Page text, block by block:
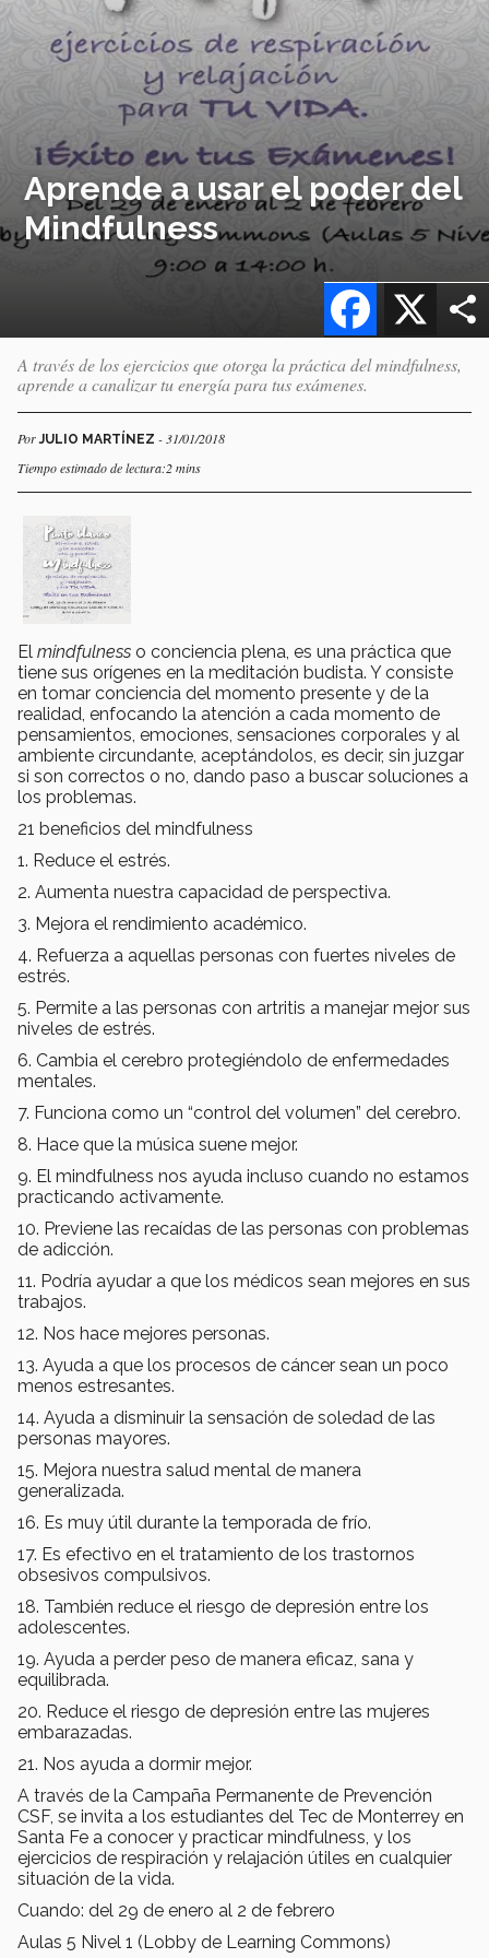
Aprende a usar el poder del
Mindfulness
X
Facebook
A través de los ejercicios que otorga la práctica del mindfulness,
aprende a canalizar tu energía para tus exámenes.
PorJULIO MARTÍNEZ - 31/01/2018
Tiempo estimado de lectura:2 mins
El mindfulness o conciencia plena, es una práctica que
tiene sus orígenes en la meditación budista. Y consiste
en tomar conciencia del momento presente y de la
realidad, enfocando la atención a cada momento de
pensamientos, emociones, sensaciones corporales y al
ambiente circundante, aceptándolos, es decir, sin juzgar
si son correctos o no, dando paso a buscar soluciones a
los problemas.
21 beneficios del mindfulness
1. Reduce el estrés.
2. Aumenta nuestra capacidad de perspectiva.
3. Mejora el rendimiento académico.
4. Refuerza a aquellas personas con fuertes niveles de
estrés.
5. Permite a las personas con artritis a manejar mejor sus
niveles de estrés.
6. Cambia el cerebro protegiéndolo de enfermedades
mentales.
7. Funciona como un “control del volumen” del cerebro.
8. Hace que la música suene mejor.
9. El mindfulness nos ayuda incluso cuando no estamos
practicando activamente.
10. Previene las recaídas de las personas con problemas
de adicción.
11. Podría ayudar a que los médicos sean mejores en sus
trabajos.
12. Nos hace mejores personas.
13. Ayuda a que los procesos de cáncer sean un poco
menos estresantes.
14. Ayuda a disminuir la sensación de soledad de las
personas mayores.
15. Mejora nuestra salud mental de manera
generalizada.
16. Es muy útil durante la temporada de frío.
17. Es efectivo en el tratamiento de los trastornos
obsesivos compulsivos.
18. También reduce el riesgo de depresión entre los
adolescentes.
19. Ayuda a perder peso de manera eficaz, sana y
equilibrada.
20. Reduce el riesgo de depresión entre las mujeres
embarazadas.
21. Nos ayuda a dormir mejor.
A través de la Campaña Permanente de Prevención
CSF, se invita a los estudiantes del Tec de Monterrey en
Santa Fe a conocer y practicar mindfulness, y los
ejercicios de respiración y relajación útiles en cualquier
situación de la vida.
Cuando: del 29 de enero al 2 de febrero
Aulas 5 Nivel 1 (Lobby de Learning Commons)